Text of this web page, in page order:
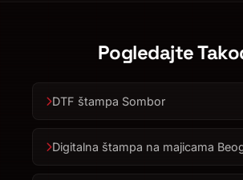
Pogledajte
DTF štampa Sombor
Digitalna štampa na majicama